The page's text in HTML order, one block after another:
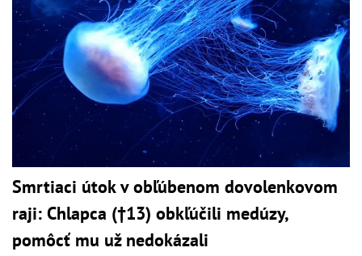
Smrtiaci útok v obľúbenom dovolenkovom
raji: Chlapca (†13) obkľúčili medúzy,
pomôcť mu už nedokázali